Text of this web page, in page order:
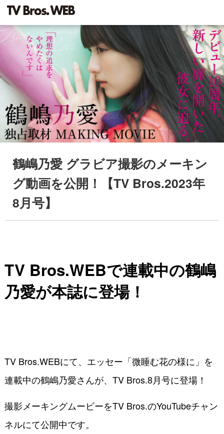
鶴嶋乃愛 グラビア撮影のメーキン
グ動画を公開！【TV Bros.2023年
8月号】
TV Bros.WEBで連載中の鶴嶋
乃愛が本誌に登場！
TV Bros.WEBにて、エッセー「微睡む花の様に」を
連載中の鶴嶋乃愛さんが、TV Bros.8月号に登場！
撮影メーキングムービーをTV Bros.のYouTubeチャン
ネルにて公開中です。